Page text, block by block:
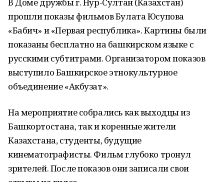
прошли показы фильмов Булата Юсупова
«Бабич» и «Первая республика». Картины были
показаны бесплатно на башкирском языке с
русскими субтитрами. Организатором показов
выступило Башкирское этнокультурное
объединение «Акбузат».
На мероприятие собрались как выходцы из
Башкортостана, так и коренные жители
Казахстана, студенты, будущие
кинематографисты. Фильм глубоко тронул
зрителей. После показов они записали свои